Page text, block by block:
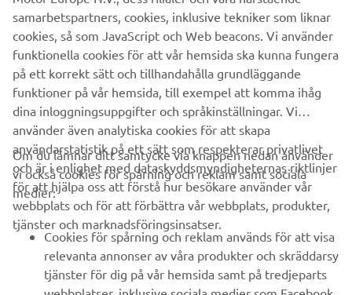
Fri entré & fri parkering – titta, kliv ombord och dröm.
LÄS MER OM ALLT PÅ SJÖN
FÖRETAG
samarbetspartners, cookies, inklusive tekniker som liknar
cookies, så som JavaScript och Web beacons. Vi använder
funktionella cookies för att vår hemsida ska kunna fungera
på ett korrekt sätt och tillhandahålla grundläggande
funktioner på vår hemsida, till exempel att komma ihåg
dina inloggningsuppgifter och språkinställningar. Vi
använder även analytiska cookies för att skapa
användarstatistik på ett sätt som respekterar privatlivet
och är i enlighet med dataskyddsmyndigheternas riktlinjer
för att hjälpa oss att förstå hur besökare använder vår
webbplats och för att förbättra vår webbplats, produkter,
tjänster och marknadsföringsinsatser.
Om du lämnar ditt samtycke via knappen nedan använder
vi också cookies för spårning och reklam samt sociala
medier:
Cookies för spårning och reklam används för att visa
relevanta annonser av våra produkter och skräddarsy
tjänster för dig på vår hemsida samt på tredjeparts
webbplatser, inklusive sociala medier som Facebook,